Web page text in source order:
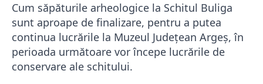
Cum săpăturile arheologice la Schitul Buliga
sunt aproape de finalizare, pentru a putea
continua lucrările la Muzeul Județean Argeș, în
perioada următoare vor începe lucrările de
conservare ale schitului.